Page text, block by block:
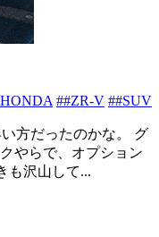
##ZR-V ##SUV
方だったのかな。 グ
やらで、オプション
も沢山して...